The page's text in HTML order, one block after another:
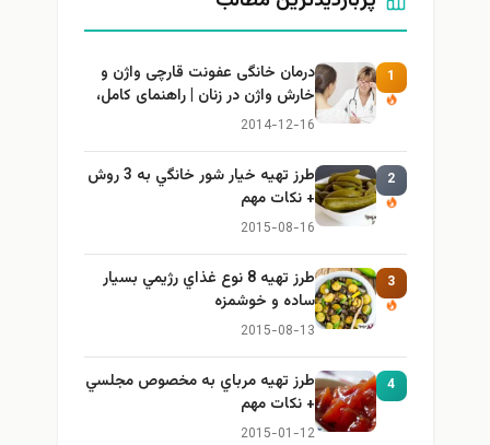
1
درمان خانگی عفونت قارچی واژن و
خارش واژن در زنان | راهنمای کامل،
ایمن و کاربردی
2014-12-16
2
طرز تهيه خیار شور خانگي به 3 روش
+ نكات مهم
2015-08-16
3
طرز تهيه 8 نوع غذاي رژيمي بسيار
ساده و خوشمزه
2015-08-13
4
طرز تهيه مرباي به مخصوص مجلسي
+ نكات مهم
2015-01-12